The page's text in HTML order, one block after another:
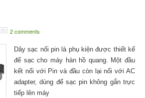
2 comments
Dây sạc nối pin là phụ kiện được thiết kế
để sạc cho máy hàn hồ quang. Một đầu
kết nối với Pin và đầu còn lại nối với AC
adapter, dùng để sạc pin không gắn trực
tiếp lên máy